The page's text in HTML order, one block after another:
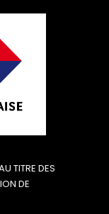
TITRE DES
DE